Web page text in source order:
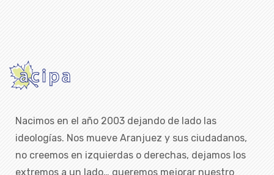
Nacimos en el año 2003 dejando de lado las
ideologías. Nos mueve Aranjuez y sus ciudadanos,
no creemos en izquierdas o derechas, dejamos los
extremos a un lado… queremos mejorar nuestro